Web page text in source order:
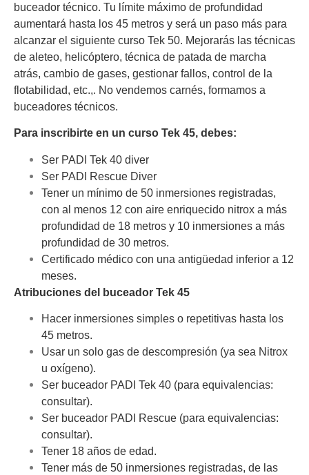
buceador técnico. Tu límite máximo de profundidad
aumentará hasta los 45 metros y será un paso más para
alcanzar el siguiente curso Tek 50. Mejorarás las técnicas
de aleteo, helicóptero, técnica de patada de marcha
atrás, cambio de gases, gestionar fallos, control de la
flotabilidad, etc.,. No vendemos carnés, formamos a
buceadores técnicos.
Para inscribirte en un curso Tek 45, debes:
Ser PADI Tek 40 diver
Ser PADI Rescue Diver
Tener un mínimo de 50 inmersiones registradas,
con al menos 12 con aire enriquecido nitrox a más
profundidad de 18 metros y 10 inmersiones a más
profundidad de 30 metros.
Certificado médico con una antigüedad inferior a 12
meses.
Atribuciones del buceador Tek 45
Hacer inmersiones simples o repetitivas hasta los
45 metros.
Usar un solo gas de descompresión (ya sea Nitrox
u oxígeno).
Ser buceador PADI Tek 40 (para equivalencias:
consultar).
Ser buceador PADI Rescue (para equivalencias:
consultar).
Tener 18 años de edad.
Tener más de 50 inmersiones registradas, de las